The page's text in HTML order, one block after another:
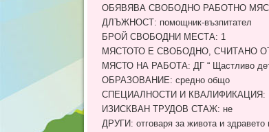
ОБЯВЯВА СВОБОДНО РАБОТНО
ДЛЪЖНОСТ: помощник-възпитател
БРОЙ СВОБОДНИ МЕСТА: 1
МЯСТОТО Е СВОБОДНО, СЧИТАНО ОТ:
МЯСТО НА РАБОТА: ДГ “ Щастливо
ОБРАЗОВАНИЕ: средно общо
СПЕЦИАЛНОСТИ И КВАЛИФИКАЦИЯ:
ИЗИСКВАН ТРУДОВ СТАЖ: не
ДРУГИ: отговаря за живота и здравето